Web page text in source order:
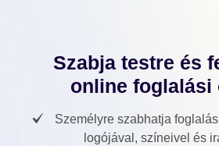
Szabja testre és
online foglalási
Személyre szabhatja
logójával, színeivel és